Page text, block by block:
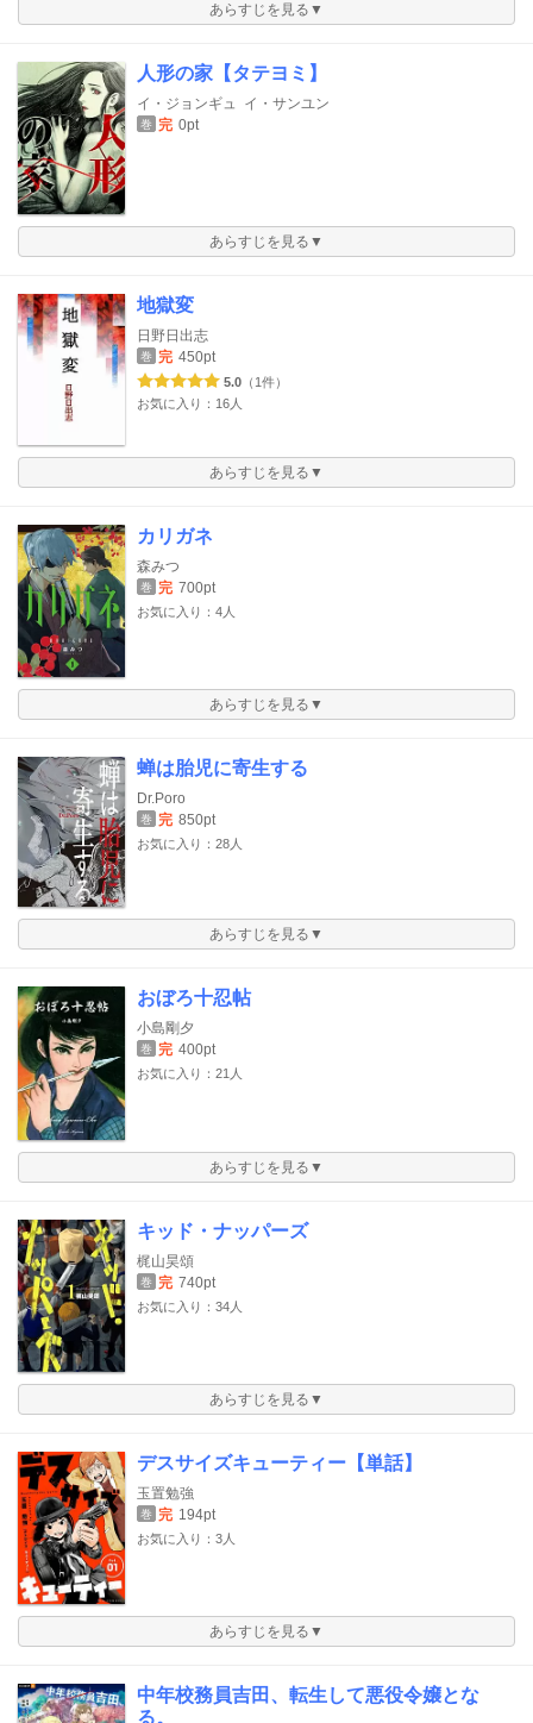
あらすじを見る▼
人形の家【タテヨミ】
イ・ジョンギュ イ・サンユン
巻 完 0pt
あらすじを見る▼
地獄変
日野日出志
巻 完 450pt
5.0 （1件）
お気に入り：16人
あらすじを見る▼
カリガネ
森みつ
巻 完 700pt
お気に入り：4人
あらすじを見る▼
蝉は胎児に寄生する
Dr.Poro
巻 完 850pt
お気に入り：28人
あらすじを見る▼
おぼろ十忍帖
小島剛夕
巻 完 400pt
お気に入り：21人
あらすじを見る▼
キッド・ナッパーズ
梶山昊頌
巻 完 740pt
お気に入り：34人
あらすじを見る▼
デスサイズキューティー【単話】
玉置勉強
巻 完 194pt
お気に入り：3人
あらすじを見る▼
中年校務員吉田、転生して悪役令嬢とな
る。